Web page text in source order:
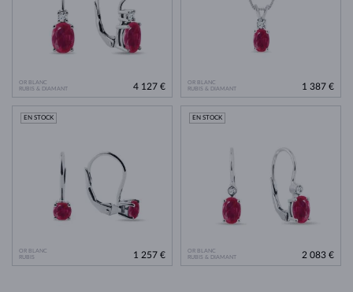
OR BLANC
RUBIS & DIAMANT
4 127 €
OR BLANC
RUBIS & DIAMANT
1 387 €
OR BLANC
RUBIS
EN STOCK
1 257 €
OR BLANC
RUBIS & DIAMANT
EN STOCK
2 083 €